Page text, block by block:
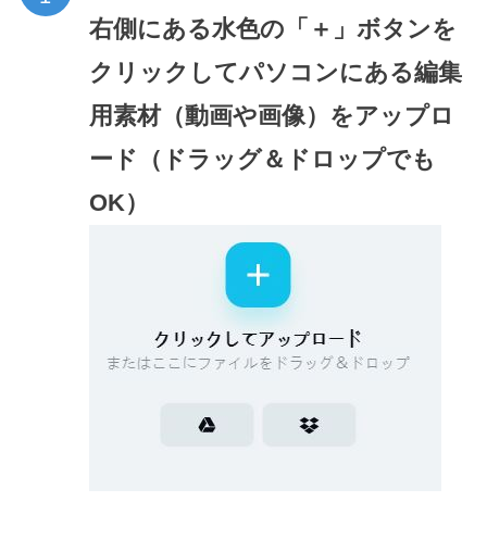
右側にある水色の「＋」ボタンを
クリックしてパソコンにある編集
用素材（動画や画像）をアップロ
ード（ドラッグ＆ドロップでも
OK）